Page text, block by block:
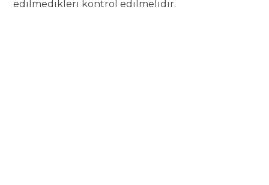
edilmedikleri kontrol edilmelidir.